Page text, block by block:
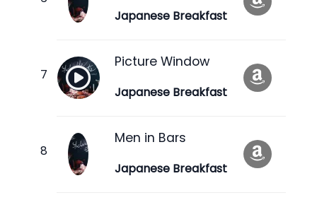
Japanese Breakfast
Picture Window
Japanese Breakfast
Men in Bars
Japanese Breakfast